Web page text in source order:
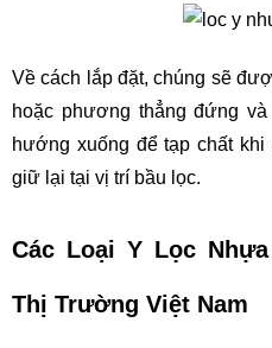
Về cách lắp đặt, chúng sẽ
hoặc phương thẳng đứng
hướng xuống để tạp chất
giữ lại tại vị trí bầu lọc.
Các Loại Y Lọc
Thị Trường Việt Nam